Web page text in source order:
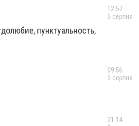
пунктуальность,
12:57
5 серпня
09:56
5 серпня
21:14